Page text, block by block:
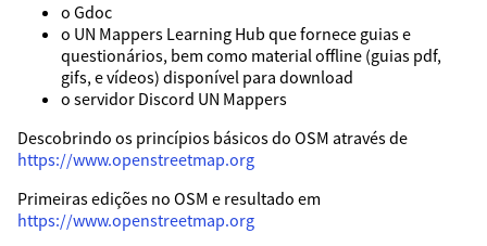
o Gdoc
o UN Mappers Learning Hub que fornece guias e
questionários, bem como material offline (guias pdf,
gifs, e vídeos) disponível para download
o servidor Discord UN Mappers
Descobrindo os princípios básicos do OSM através de
https://www.openstreetmap.org
Primeiras edições no OSM e resultado em
https://www.openstreetmap.org